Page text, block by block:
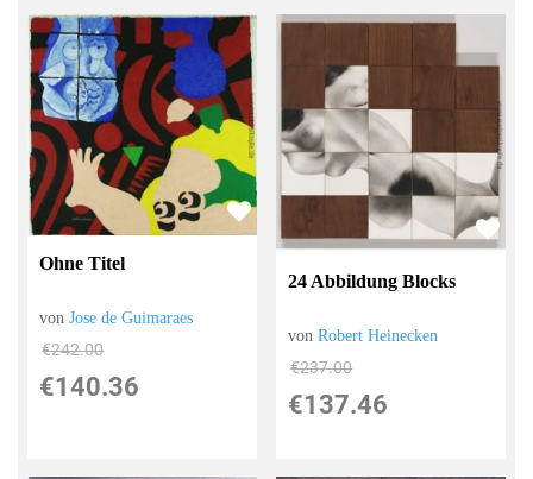
Ohne Titel
vonJose de Guimaraes
€242.00
€140.36
24 Abbildung Blocks
vonRobert Heinecken
€237.00
€137.46